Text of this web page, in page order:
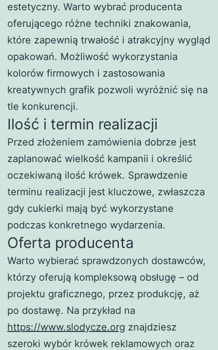
estetyczny. Warto wybrać producenta
oferującego różne techniki znakowania,
które zapewnią trwałość i atrakcyjny wygląd
opakowań. Możliwość wykorzystania
kolorów firmowych i zastosowania
kreatywnych grafik pozwoli wyróżnić się na
tle konkurencji.
Ilość i termin realizacji
Przed złożeniem zamówienia dobrze jest
zaplanować wielkość kampanii i określić
oczekiwaną ilość krówek. Sprawdzenie
terminu realizacji jest kluczowe, zwłaszcza
gdy cukierki mają być wykorzystane
podczas konkretnego wydarzenia.
Oferta producenta
Warto wybierać sprawdzonych dostawców,
którzy oferują kompleksową obsługę – od
projektu graficznego, przez produkcję, aż
po dostawę. Na przykład na
https://www.slodycze.org znajdziesz
szeroki wybór krówek reklamowych oraz